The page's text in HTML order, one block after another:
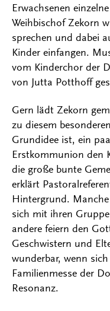
Erwachsenen
Weihbischof Zekorn
sprechen und dabei
Kinder einfangen.
vom Kinderchor der
von Jutta Potthoff
Gern lädt Zekorn
zu diesem
Grundidee ist, ein
Erstkommunion den
die große bunte
erklärt
Hintergrund.
sich mit ihren
andere feiern den
Geschwistern und
wunderbar, wenn
Familienmesse der
Resonanz.